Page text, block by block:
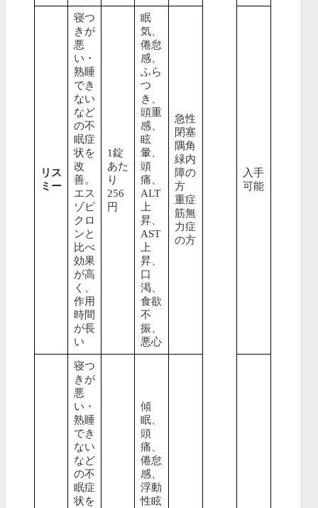
リス
ミー
寝つ
きが
悪
い・
熟睡
でき
ない
など
の不
眠症
状を
改
善。
エス
ゾピ
クロ
ンと
比べ
効果
が高
く、
作用
時間
が長
い
1錠
あた
り
256
円
眠
気、
倦怠
感、
ふら
つ
き、
頭重
感、
眩
暈、
頭
痛、
ALT
上
昇、
AST
上
昇、
口
渇、
食欲
不
振、
悪心
急性
閉塞
隅角
緑内
障の
方
重症
筋無
力症
の方
入手
可能
寝つ
きが
悪
い・
熟睡
でき
ない
など
の不
眠症
状を
傾
眠、
頭
痛、
倦怠
感、
浮動
性眩